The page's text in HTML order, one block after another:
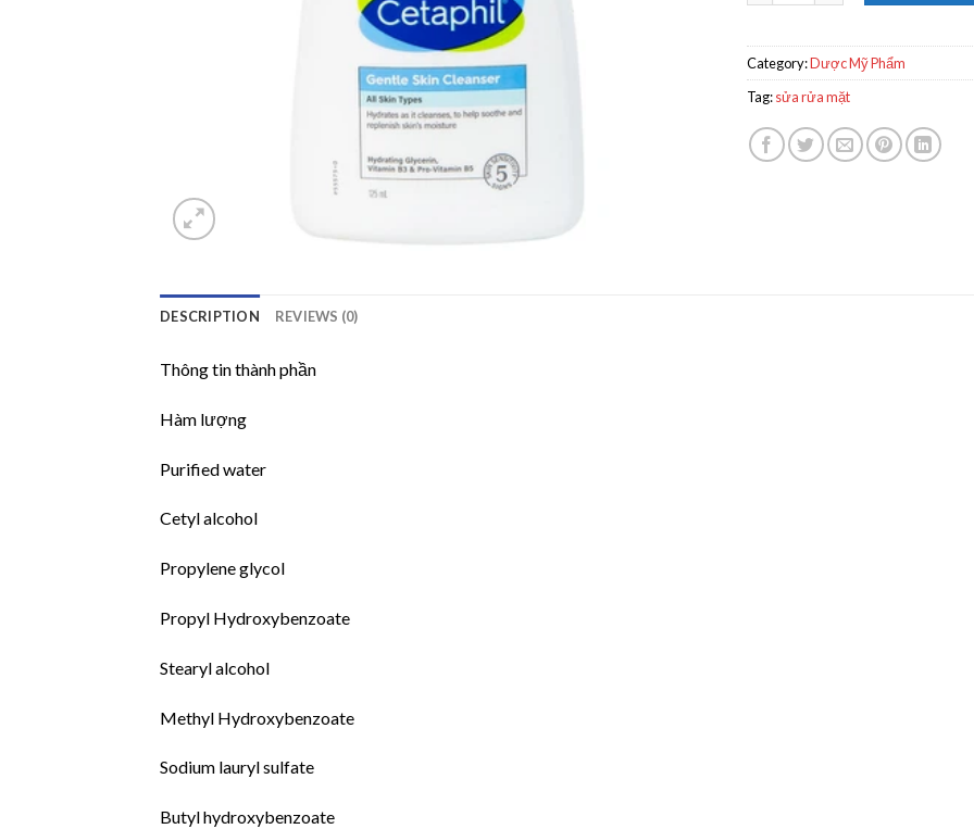
Category:Dược Mỹ Phẩm
Tag:sửa rửa mặt
DESCRIPTION REVIEWS (0)
Thông tin thành phần
Hàm lượng
Purified water
Cetyl alcohol
Propylene glycol
Propyl Hydroxybenzoate
Stearyl alcohol
Methyl Hydroxybenzoate
Sodium lauryl sulfate
Butyl hydroxybenzoate